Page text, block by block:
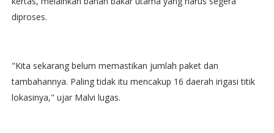
diproses.
"Kita sekarang belum memastikan jumlah paket dan
tambahannya. Paling tidak itu mencakup 16 daerah irigasi titik
lokasinya," ujar Malvi lugas.